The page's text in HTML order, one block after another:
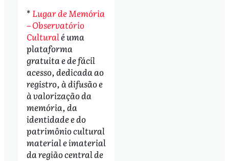
* Lugar de Memória
– Observatório
Culturalé uma
plataforma
gratuita e de fácil
acesso, dedicada ao
registro, à difusão e
à valorização da
memória, da
identidade e do
patrimônio cultural
material e imaterial
da região central de